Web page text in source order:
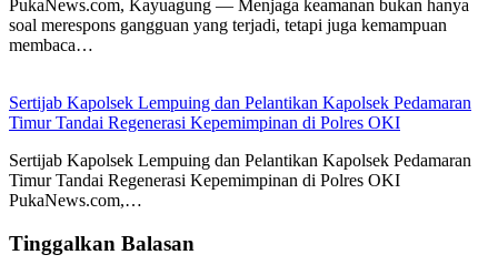
PukaNews.com, Kayuagung — Menjaga keamanan bukan hanya
soal merespons gangguan yang terjadi, tetapi juga kemampuan
membaca…
Sertijab Kapolsek Lempuing dan Pelantikan Kapolsek Pedamaran
Timur Tandai Regenerasi Kepemimpinan di Polres OKI
Sertijab Kapolsek Lempuing dan Pelantikan Kapolsek Pedamaran
Timur Tandai Regenerasi Kepemimpinan di Polres OKI
PukaNews.com,…
Tinggalkan Balasan